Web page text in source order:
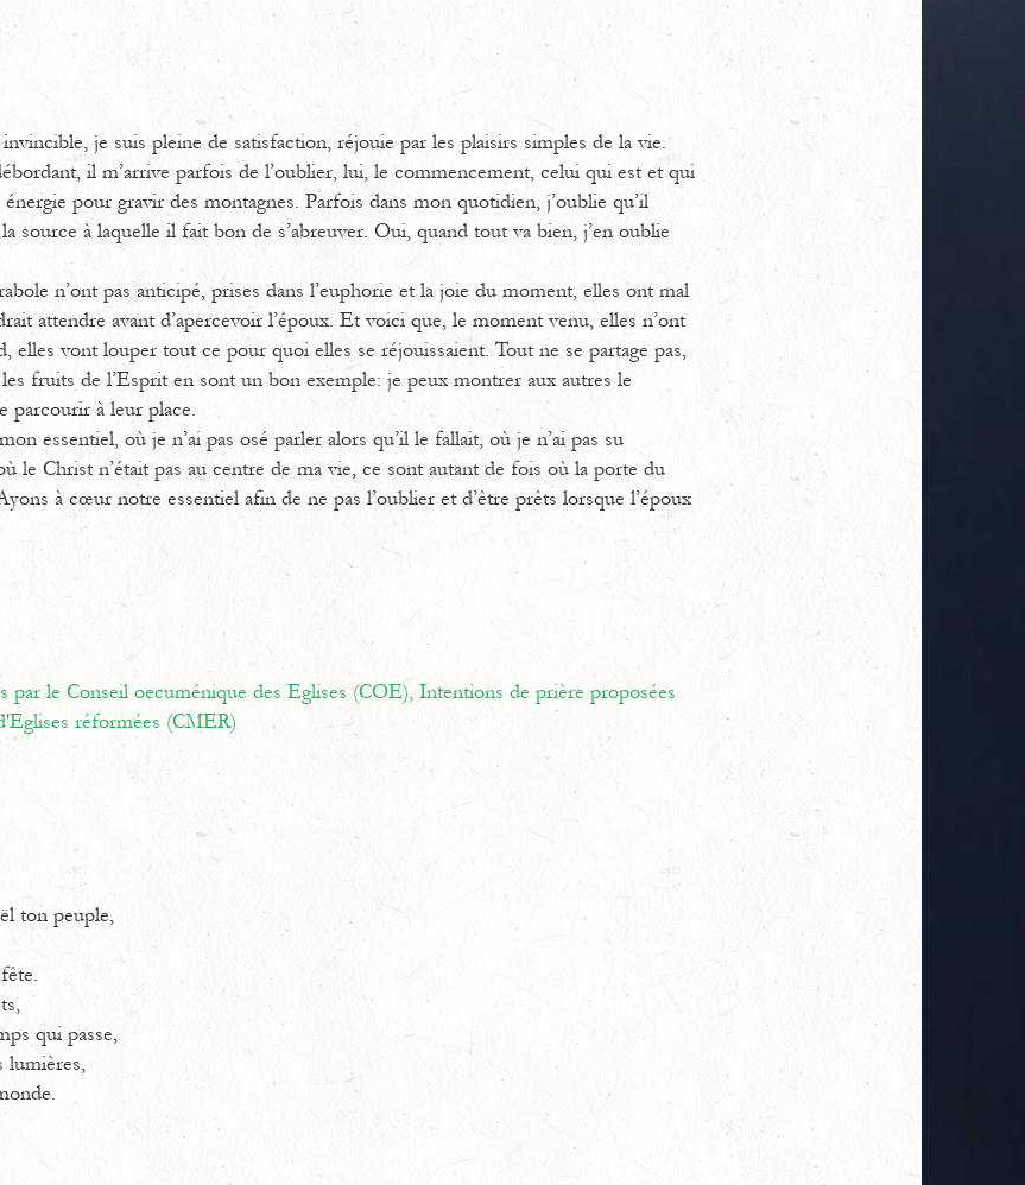
je suis pleine de satisfaction, réjouie par les plaisirs simples de la vie.
il m’arrive parfois de l’oublier, lui, le commencement, celui qui est et qui
pour gravir des montagnes. Parfois dans mon quotidien, j’oublie qu’il
source à laquelle il fait bon de s’abreuver. Oui, quand tout va bien, j’en oublie
n’ont pas anticipé, prises dans l’euphorie et la joie du moment, elles ont mal
attendre avant d’apercevoir l’époux. Et voici que, le moment venu, elles n’ont
elles vont louper tout ce pour quoi elles se réjouissaient. Tout ne se partage pas,
fruits de l’Esprit en sont un bon exemple: je peux montrer aux autres le
parcourir à leur place.
essentiel, où je n’ai pas osé parler alors qu’il le fallait, où je n’ai pas su
le Christ n’était pas au centre de ma vie, ce sont autant de fois où la porte du
à cœur notre essentiel afin de ne pas l’oublier et d’être prêts lorsque l’époux
par le Conseil oecuménique des Eglises (COE), Intentions de prière proposées
réformées (CMER)
ton peuple,
qui passe,
lumières,